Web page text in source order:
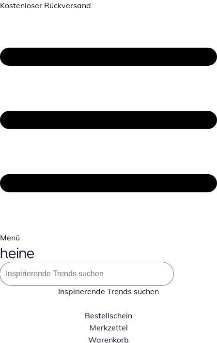
Kostenloser Rückversand
Menü
Inspirierende Trends suchen
Bestellschein
Merkzettel
Warenkorb